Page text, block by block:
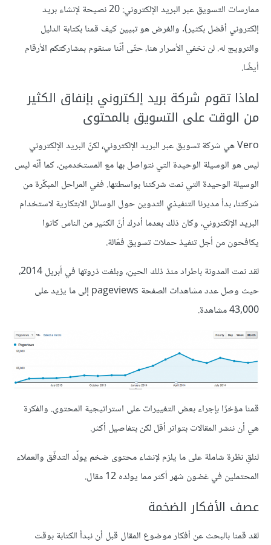
ممارسات التسويق عبر البريد الإلكتروني: 20 نصيحة لإنشاء بريد
إلكتروني أفضل بكثير). والغرض هو تبيين كيف قمنا بكتابة الدليل
والترويج له. لن نخفي الأسرار هنا، حتّى أنّنا سنقوم بمشاركتكم الأرقام
أيضًا.
لماذا تقوم شركة بريد إلكتروني بإنفاق الكثير
من الوقت على التسويق بالمحتوى
Vero هي شركة تسويق عبر البريد الإلكتروني، لكنّ البريد الإلكتروني
ليس هو الوسيلة الوحيدة التي نتواصل بها مع المستخدمين، كما أنّه ليس
الوسيلة الوحيدة التي نمت شركتنا بواسطتها. ففي المراحل المبكّرة من
شركتنا، بدأ مديرنا التنفيذي التدوين حول الوسائل الابتكارية لاستخدام
البريد الإلكتروني، وكان ذلك بعدما أدرك أنّ الكثير من الناس كانوا
يكافحون من أجل تنفيذ حملات تسويق فعّالة.
لقد نمت المدونة باطراد منذ ذلك الحين، وبلغت ذروتها في أبريل 2014،
حيث وصل عدد مشاهدات الصفحة pageviews إلى ما يزيد على
43,000 مشاهدة.
قمنا مؤخرًا بإجراء بعض التغييرات على استراتيجية المحتوى. والفكرة
هي أن ننشر المقالات بتواتر أقل لكن بتفاصيل أكثر.
لنلقِ نظرة شاملة على ما يلزم لإنشاء محتوى ضخم يولّد التدفّق والعملاء
المحتملين في غضون شهر أكثر مما يولده 12 مقال.
عصف الأفكار الضخمة
لقد قمنا بالبحث عن أفكار موضوع المقال قبل أن نبدأ الكتابة بوقت